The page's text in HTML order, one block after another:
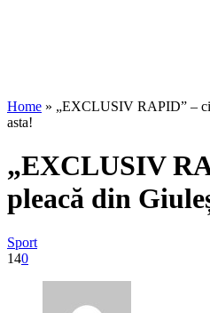
Home » „EXCLUSIV RAPID” –
asta!
„EXCLUSIV
pleacă din
Sport
140